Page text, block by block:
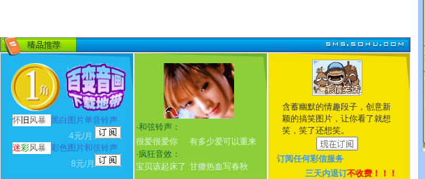
怀 旧 风暴
黑白图片单音铃声
4元/月
迷彩风暴 彩色图片和弦铃声
8元/月
·和弦铃声：
很爱很爱你
有多少爱可以重来
·疯狂音效：
宝贝该起床了 甘撒热血写春秋
含蓄幽默的情趣段子，创意新
颖的搞笑图片，让你看了就想
笑，笑了还想笑。
订阅任何彩信服务
三天内退订不收费！！！